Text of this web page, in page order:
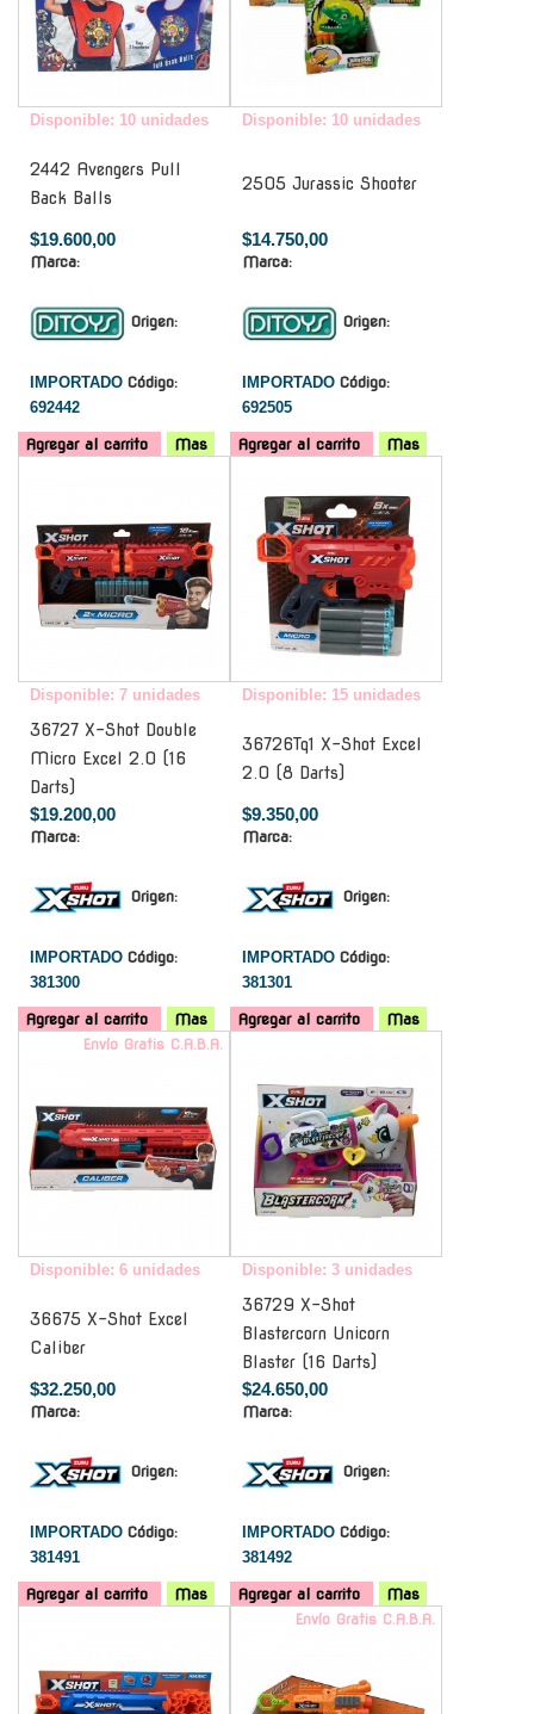
Disponible: 10 unidades
2442 Avengers Pull
Back Balls
$19.600,00
Marca:
Origen:
IMPORTADO Código:
692442
Agregar al carrito Mas
Disponible: 10 unidades
2505 Jurassic Shooter
$14.750,00
Marca:
Origen:
IMPORTADO Código:
692505
Agregar al carrito
Mas
Disponible: 7 unidades
36727 X-Shot Double
Micro Excel 2.0 (16
Darts)
$19.200,00
Marca:
Origen:
IMPORTADO Código:
381300
Agregar al carrito Mas
Disponible: 15 unidades
36726Tq1 X-Shot Excel
2.0 (8 Darts)
$9.350,00
Marca:
Origen:
IMPORTADO Código:
381301
Agregar al carrito
Mas
Envío Gratis C.A.B.A.
Disponible: 6 unidades
36675 X-Shot Excel
Caliber
$32.250,00
Marca:
Origen:
IMPORTADO Código:
381491
Agregar al carrito Mas
Disponible: 3 unidades
36729 X-Shot
Blastercorn Unicorn
Blaster (16 Darts)
$24.650,00
Marca:
Origen:
IMPORTADO Código:
381492
Agregar al carrito
Mas
Envío Gratis C.A.B.A.